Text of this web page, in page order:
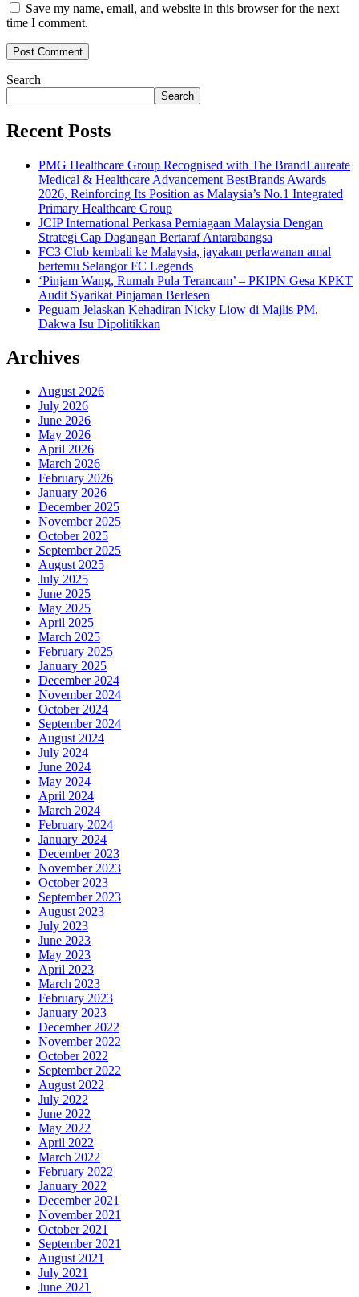
Save my name, email, and website in this browser for the next
time I comment.
Search
Search
Recent Posts
PMG Healthcare Group Recognised with The BrandLaureate
Medical & Healthcare Advancement BestBrands Awards
2026, Reinforcing Its Position as Malaysia’s No.1 Integrated
Primary Healthcare Group
JCIP International Perkasa Perniagaan Malaysia Dengan
Strategi Cap Dagangan Bertaraf Antarabangsa
FC3 Club kembali ke Malaysia, jayakan perlawanan amal
bertemu Selangor FC Legends
‘Pinjam Wang, Rumah Pula Terancam’ – PKIPN Gesa KPKT
Audit Syarikat Pinjaman Berlesen
Peguam Jelaskan Kehadiran Nicky Liow di Majlis PM,
Dakwa Isu Dipolitikkan
Archives
August 2026
July 2026
June 2026
May 2026
April 2026
March 2026
February 2026
January 2026
December 2025
November 2025
October 2025
September 2025
August 2025
July 2025
June 2025
May 2025
April 2025
March 2025
February 2025
January 2025
December 2024
November 2024
October 2024
September 2024
August 2024
July 2024
June 2024
May 2024
April 2024
March 2024
February 2024
January 2024
December 2023
November 2023
October 2023
September 2023
August 2023
July 2023
June 2023
May 2023
April 2023
March 2023
February 2023
January 2023
December 2022
November 2022
October 2022
September 2022
August 2022
July 2022
June 2022
May 2022
April 2022
March 2022
February 2022
January 2022
December 2021
November 2021
October 2021
September 2021
August 2021
July 2021
June 2021